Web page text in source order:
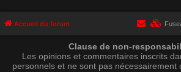
Accueil du forum
Clause de non-
Les opinions et commentaires inscrits
personnels et ne sont pas nécessairement